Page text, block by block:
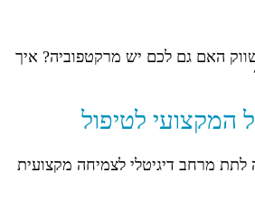
האם גם לכם יש מרקטפוביה? איך
המקצועי לטיפול
לתת מרחב דיגיטלי לצמיחה מקצועית